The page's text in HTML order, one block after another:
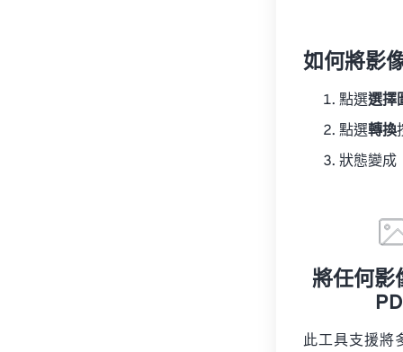
如何將影
點選選擇
點選轉換
狀態變成
將任何影
此工具支援將